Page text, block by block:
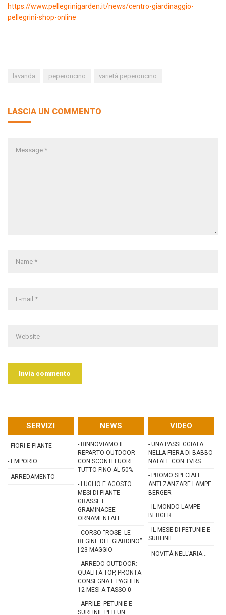
https://www.pellegrinigarden.it/news/centro-giardinaggio-
pellegrini-shop-online
lavanda peperoncino varietà peperoncino
LASCIA UN COMMENTO
SERVIZI
- FIORI E PIANTE
- EMPORIO
- ARREDAMENTO
NEWS
- RINNOVIAMO IL
REPARTO OUTDOOR
CON SCONTI FUORI
TUTTO FINO AL 50%
- LUGLIO E AGOSTO
MESI DI PIANTE
GRASSE E
GRAMINACEE
ORNAMENTALI
-CORSO “ROSE: LE
REGINE DEL GIARDINO”
| 23 MAGGIO
-ARREDO OUTDOOR:
QUALITÀ TOP, PRONTA
CONSEGNA E PAGHI IN
12 MESI A TASSO 0
-APRILE: PETUNIE E
SURFINIE PER UN
VIDEO
- UNA PASSEGGIATA
NELLA FIERA DI BABBO
NATALE CON TVRS
- PROMO SPECIALE
ANTI ZANZARE LAMPE
BERGER
- IL MONDO LAMPE
BERGER
- IL MESE DI PETUNIE E
SURFINIE
- NOVITÀ NELL’ARIA…